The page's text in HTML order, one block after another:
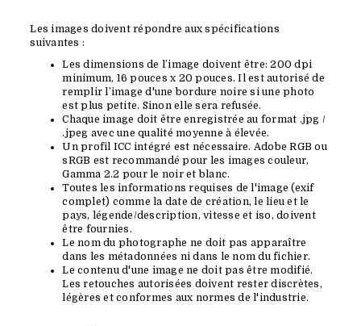
Les images doivent répondre aux spécifications
suivantes :
Les dimensions de l’image doivent être: 200 dpi
minimum, 16 pouces x 20 pouces. Il est autorisé de
remplir l’image d'une bordure noire si une photo
est plus petite. Sinon elle sera refusée.
Chaque image doit être enregistrée au format .jpg /
.jpeg avec une qualité moyenne à élevée.
Un profil ICC intégré est nécessaire. Adobe RGB ou
sRGB est recommandé pour les images couleur,
Gamma 2.2 pour le noir et blanc.
Toutes les informations requises de l'image (exif
complet) comme la date de création, le lieu et le
pays, légende/description, vitesse et iso, doivent
être fournies.
Le nom du photographe ne doit pas apparaître
dans les métadonnées ni dans le nom du fichier.
Le contenu d'une image ne doit pas être modifié.
Les retouches autorisées doivent rester discrètes,
légères et conformes aux normes de l'industrie.